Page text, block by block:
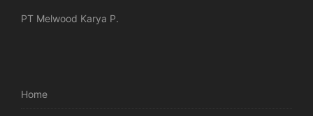
PT Melwood Karya P.
Home